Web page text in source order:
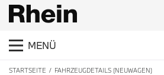
MENÜ
STARTSEITE FAHRZEUGDETAILS (NEUWAGEN)